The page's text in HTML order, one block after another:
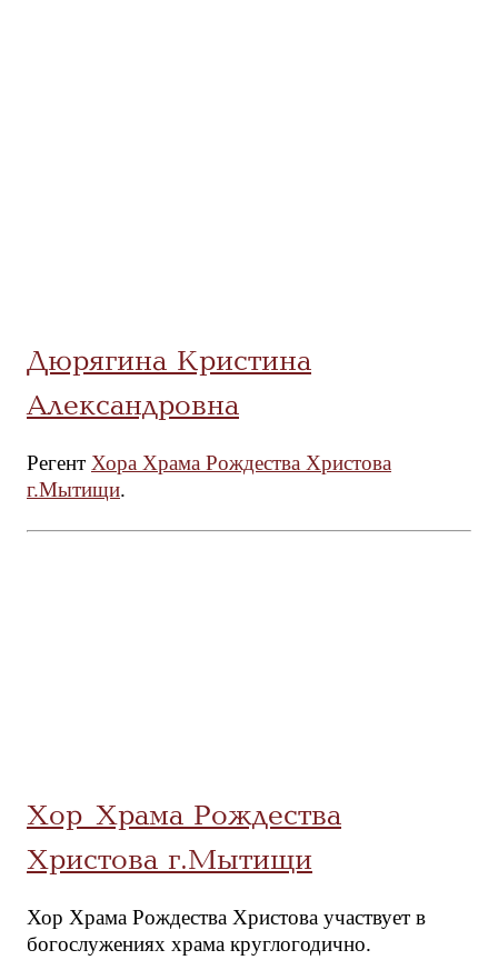
Дюрягина Кристина
Александровна
Регент Хора Храма Рождества Христова
г.Мытищи.
Хор Храма Рождества
Христова г.Мытищи
Хор Храма Рождества Христова участвует в
богослужениях храма круглогодично.